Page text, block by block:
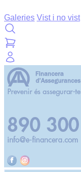
Galeries Vist i no vist